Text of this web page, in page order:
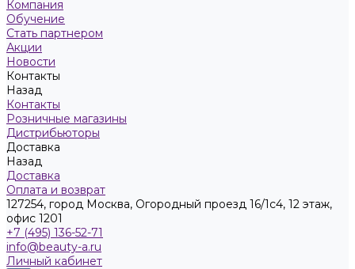
Компания
Обучение
Стать партнером
Акции
Новости
Контакты
Назад
Контакты
Розничные магазины
Дистрибьюторы
Доставка
Назад
Доставка
Оплата и возврат
127254, город Москва, Огородный проезд 16/1с4, 12 этаж,
офис 1201
+7 (495) 136-52-71
info@beauty-a.ru
Личный кабинет